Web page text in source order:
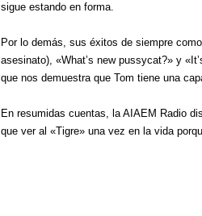
sigue estando en forma.
Por lo demás, sus éxitos de siempre
asesinato), «What’s new pussycat?» y
que nos demuestra que Tom tiene una
En resumidas cuentas, la AIAEM Radio
que ver al «Tigre» una vez en la vida